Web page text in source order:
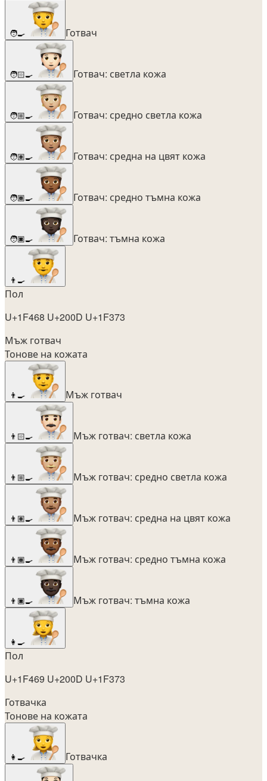
🧑‍🍳 Готвач
🧑🏻‍🍳 Готвач: светла кожа
🧑🏼‍🍳 Готвач: средно светла кожа
🧑🏽‍🍳 Готвач: средна на цвят кожа
🧑🏾‍🍳 Готвач: средно тъмна кожа
🧑🏿‍🍳 Готвач: тъмна кожа
👨‍🍳
Пол
U+1F468 U+200D U+1F373
Мъж готвач
Тонове на кожата
👨‍🍳 Мъж готвач
👨🏻‍🍳 Мъж готвач: светла кожа
👨🏼‍🍳 Мъж готвач: средно светла кожа
👨🏽‍🍳 Мъж готвач: средна на цвят кожа
👨🏾‍🍳 Мъж готвач: средно тъмна кожа
👨🏿‍🍳 Мъж готвач: тъмна кожа
👩‍🍳
Пол
U+1F469 U+200D U+1F373
Готвачка
Тонове на кожата
👩‍🍳 Готвачка